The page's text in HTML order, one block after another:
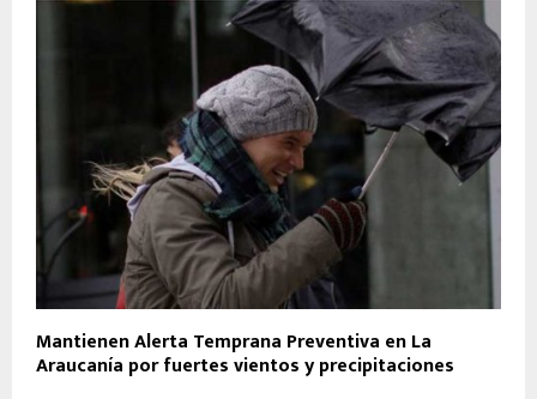
Mantienen Alerta Temprana Preventiva en La
Araucanía por fuertes vientos y precipitaciones